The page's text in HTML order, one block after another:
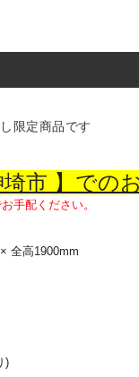
限定商品です
埼市 】での
手配ください。
全高1900mm
)